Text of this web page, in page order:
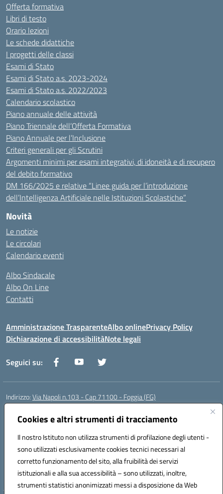
Cookies e altri strumenti di tracciamento
Il nostro Istituto non utilizza strumenti di profilazione degli utenti -
sono utilizzati esclusivamente cookies tecnici necessari al
corretto funzionamento del sito, alla fruibilità dei servizi
istituzionali e alla sua accessibilità – sono utilizzati, inoltre,
strumenti statistici anonimizzati messi a disposizione da Web
Offerta formativa
Libri di testo
Orario lezioni
Le schede didattiche
I progetti delle classi
Esami di Stato
Esami di Stato a.s. 2023-2024
Esami di Stato a.s. 2022/2023
Calendario scolastico
Piano annuale delle attività
Piano Triennale dell’Offerta Formativa
Piano Annuale per l’Inclusione
Criteri generali per gli Scrutini
Argomenti minimi per esami integrativi, di idoneità e di recupero
del debito formativo
DM 166/2025 e relative “Linee guida per l’introduzione
dell’Intelligenza Artificiale nelle Istituzioni Scolastiche”
Novità
Le notizie
Le circolari
Calendario eventi
Albo Sindacale
Albo On Line
Contatti
Amministrazione TrasparenteAlbo onlinePrivacy Policy
Dichiarazione di accessibilitàNote legali
Seguici su:
Indirizzo:Via Napoli n.103 - Cap 71100 - Foggia (FG)
Centralino:
Posta elettronica certificata (PEC):fgis00800v@pec.istruzione.it
Codice fiscale: 80003280718
Codice meccanografico:FGIS00800V
Codice Indice delle Pubbliche Amministrazioni (IPA): istsc_fgis00800v
Codice unico di fatturazione (CUF): SOLVP8